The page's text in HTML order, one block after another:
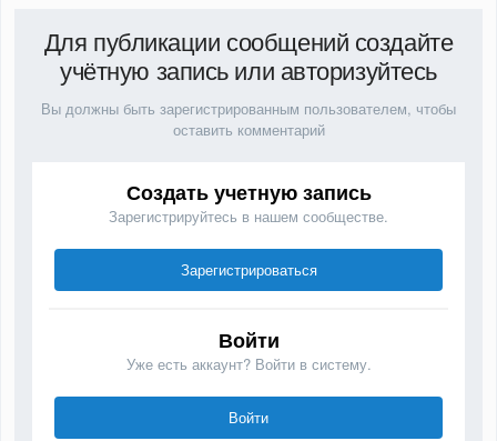
Для публикации сообщений создайте
учётную запись или авторизуйтесь
Вы должны быть зарегистрированным пользователем, чтобы
оставить комментарий
Создать учетную запись
Зарегистрируйтесь в нашем сообществе.
Зарегистрироваться
Войти
Уже есть аккаунт? Войти в систему.
Войти